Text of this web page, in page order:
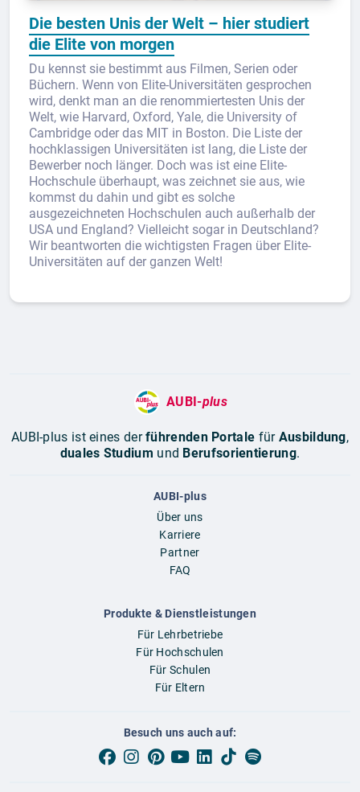
Die besten Unis der Welt – hier studiert
die Elite von morgen
Du kennst sie bestimmt aus Filmen, Serien oder
Büchern. Wenn von Elite-Universitäten gesprochen
wird, denkt man an die renommiertesten Unis der
Welt, wie Harvard, Oxford, Yale, die University of
Cambridge oder das MIT in Boston. Die Liste der
hochklassigen Universitäten ist lang, die Liste der
Bewerber noch länger. Doch was ist eine Elite-
Hochschule überhaupt, was zeichnet sie aus, wie
kommst du dahin und gibt es solche
ausgezeichneten Hochschulen auch außerhalb der
USA und England? Vielleicht sogar in Deutschland?
Wir beantworten die wichtigsten Fragen über Elite-
Universitäten auf der ganzen Welt!
AUBI-plus
AUBI-plus ist eines derführenden Portale für Ausbildung,
duales Studium und Berufsorientierung.
AUBI-plus
Über uns
Karriere
Partner
FAQ
Produkte & Dienstleistungen
Für Lehrbetriebe
Für Hochschulen
Für Schulen
Für Eltern
Besuch uns auch auf: